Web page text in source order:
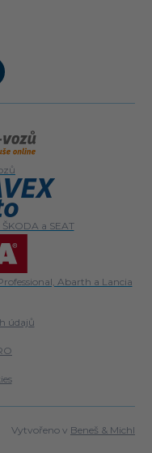
a SEAT
Abarth a Lancia
údajů
Vytvořeno v Beneš & Michl